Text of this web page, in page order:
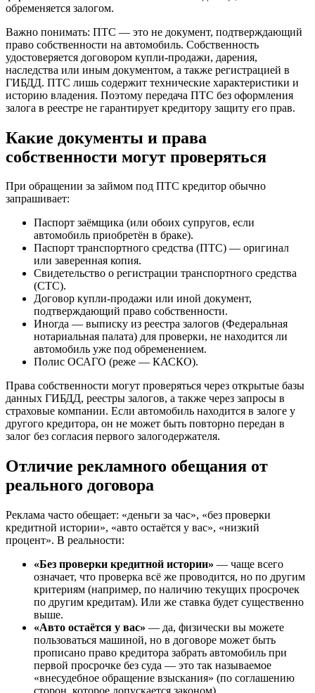
обременяется залогом.
Важно понимать: ПТС — это не документ, подтверждающий
право собственности на автомобиль. Собственность
удостоверяется договором купли-продажи, дарения,
наследства или иным документом, а также регистрацией в
ГИБДД. ПТС лишь содержит технические характеристики и
историю владения. Поэтому передача ПТС без оформления
залога в реестре не гарантирует кредитору защиту его прав.
Какие документы и права
собственности могут проверяться
При обращении за займом под ПТС кредитор обычно
запрашивает:
Паспорт заёмщика (или обоих супругов, если
автомобиль приобретён в браке).
Паспорт транспортного средства (ПТС) — оригинал
или заверенная копия.
Свидетельство о регистрации транспортного средства
(СТС).
Договор купли-продажи или иной документ,
подтверждающий право собственности.
Иногда — выписку из реестра залогов (Федеральная
нотариальная палата) для проверки, не находится ли
автомобиль уже под обременением.
Полис ОСАГО (реже — КАСКО).
Права собственности могут проверяться через открытые базы
данных ГИБДД, реестры залогов, а также через запросы в
страховые компании. Если автомобиль находится в залоге у
другого кредитора, он не может быть повторно передан в
залог без согласия первого залогодержателя.
Отличие рекламного обещания от
реального договора
Реклама часто обещает: «деньги за час», «без проверки
кредитной истории», «авто остаётся у вас», «низкий
процент». В реальности:
«Без проверки кредитной истории» — чаще всего
означает, что проверка всё же проводится, но по другим
критериям (например, по наличию текущих просрочек
по другим кредитам). Или же ставка будет существенно
выше.
«Авто остаётся у вас» — да, физически вы можете
пользоваться машиной, но в договоре может быть
прописано право кредитора забрать автомобиль при
первой просрочке без суда — это так называемое
«внесудебное обращение взыскания» (по соглашению